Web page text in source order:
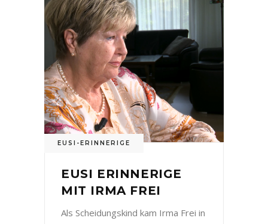
EUSI-ERINNERIGE
EUSI ERINNERIGE
MIT IRMA FREI
Als Scheidungskind kam Irma Frei in